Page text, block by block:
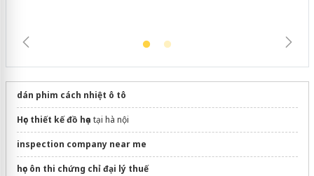
dán phim cách nhiệt ô tô
Học thiết kế đồ họa tại hà nội
inspection company near me
học ôn thi chứng chỉ đại lý thuế